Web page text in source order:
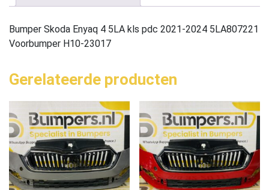
Bumper Skoda Enyaq 4 5LA kls pdc 2021-2024 5LA807221
Voorbumper H10-23017
Gerelateerde producten